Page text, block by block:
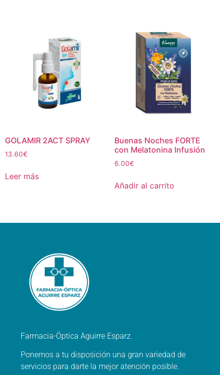
GOLAMIR 2ACT SPRAY
13.60€
Leer más
Buenas Noches FORTE
con Melatonina Infusión
6.00€
Añadir al carrito
Farmacia-Óptica Aguirre Esparz.
Ponemos a tu disposición una gran variedad de
servicios para darte la mejor atención posible.